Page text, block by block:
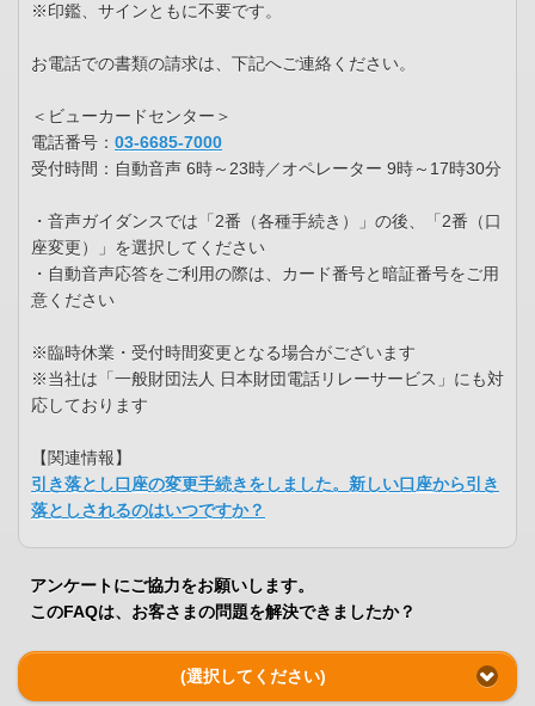
※印鑑、サインともに不要です。
お電話での書類の請求は、下記へご連絡ください。
＜ビューカードセンター＞
電話番号： 03-6685-7000
受付時間：自動音声 6時～23時／オペレーター 9時～17時30分
・音声ガイダンスでは「2番（各種手続き）」の後、「2番（口
座変更）」を選択してください
・自動音声応答をご利用の際は、カード番号と暗証番号をご用
意ください
※臨時休業・受付時間変更となる場合がございます
※当社は「一般財団法人 日本財団電話リレーサービス」にも対
応しております
【関連情報】
引き落とし口座の変更手続きをしました。新しい口座から引き
落としされるのはいつですか？
アンケートにご協力をお願いします。
このFAQは、お客さまの問題を解決できましたか？
(選択してください)